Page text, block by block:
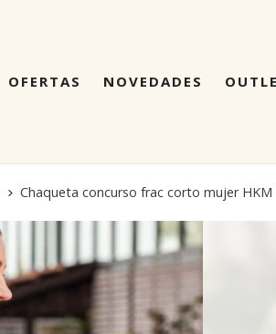
OFERTAS NOVEDADES
Chaqueta concurso frac corto mujer